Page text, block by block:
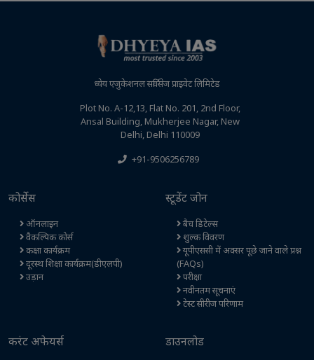
ध्येय एजुकेशनल सर्विसेज प्राइवेट लिमिटेड
Plot No. A-12,13, Flat No. 201, 2nd Floor,
Ansal Building, Mukherjee Nagar, New
Delhi, Delhi 110009
+91-9506256789
कोर्सेस
ऑनलाइन
वैकल्पिक कोर्स
कक्षा कार्यक्रम
दूरस्थ शिक्षा कार्यक्रम(डीएलपी)
उड़ान
स्टूडेंट जोन
बैच डिटेल्स
शुल्क विवरण
यूपीएससी में अक्सर पूछे जाने वाले प्रश्न
(FAQs)
परीक्षा
नवीनतम सूचनाएं
टेस्ट सीरीज परिणाम
करंट अफेयर्स डाउनलोड